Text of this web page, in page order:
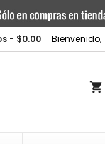
Bienvenido,
- $0.00
shopping_cart